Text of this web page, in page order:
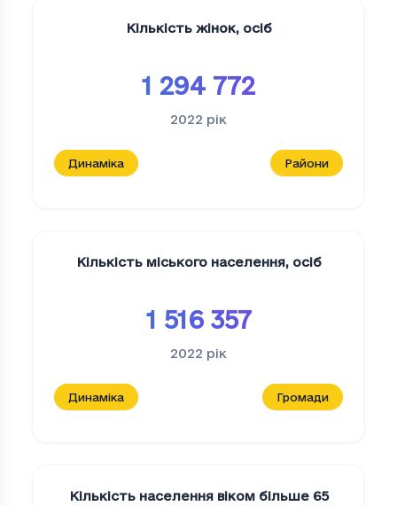
Кількість жінок, осіб
1 294 772
2022 рік
Динаміка Райони
Кількість міського населення, осіб
1 516 357
2022 рік
Динаміка Громади
Кількість населення віком більше 65